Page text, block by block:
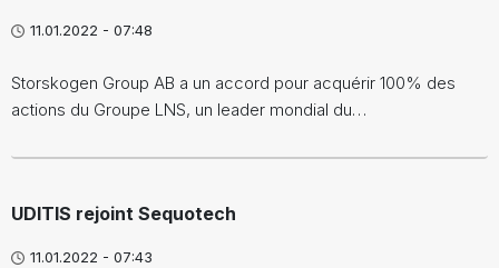
11.01.2022 - 07:48
Storskogen Group AB a un accord pour acquérir 100% des
actions du Groupe LNS, un leader mondial du…
UDITIS rejoint Sequotech
11.01.2022 - 07:43